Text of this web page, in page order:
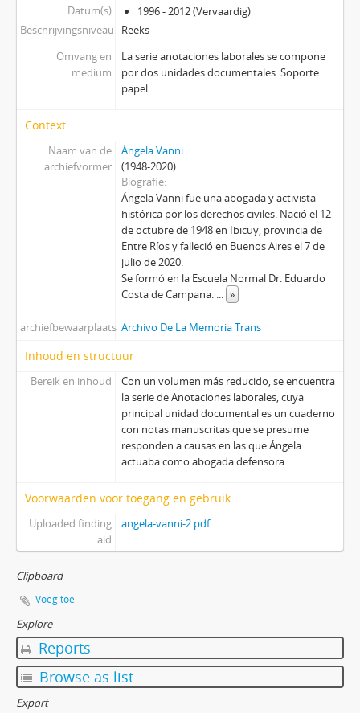
Datum(s)
1996 - 2012 (Vervaardig)
Beschrijvingsniveau
Reeks
Omvang en
medium
La serie anotaciones laborales se compone
por dos unidades documentales. Soporte
papel.
Context
Naam van de
archiefvormer
Ángela Vanni
(1948-2020)
Biografie
Ángela Vanni fue una abogada y activista
histórica por los derechos civiles. Nació el 12
de octubre de 1948 en Ibicuy, provincia de
Entre Ríos y falleció en Buenos Aires el 7 de
julio de 2020.
Se formó en la Escuela Normal Dr. Eduardo
Costa de Campana. ... »
archiefbewaarplaats Archivo De La Memoria Trans
Inhoud en structuur
Bereik en inhoud
Con un volumen más reducido, se encuentra
la serie de Anotaciones laborales, cuya
principal unidad documental es un cuaderno
con notas manuscritas que se presume
responden a causas en las que Ángela
actuaba como abogada defensora.
Voorwaarden voor toegang en gebruik
Uploaded finding
aid
angela-vanni-2.pdf
Clipboard
Voeg toe
Explore
Reports
Browse as list
Export